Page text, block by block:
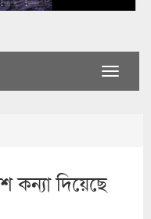
Toggle
কন্যা দিয়েছে